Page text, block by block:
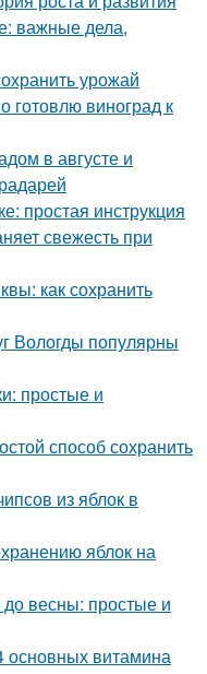
важные дела,
урожай
готовлю виноград к
в августе и
простая инструкция
свежесть при
как сохранить
Вологды популярны
простые и
способ сохранить
из яблок в
яблок на
до весны: простые и
основных витамина